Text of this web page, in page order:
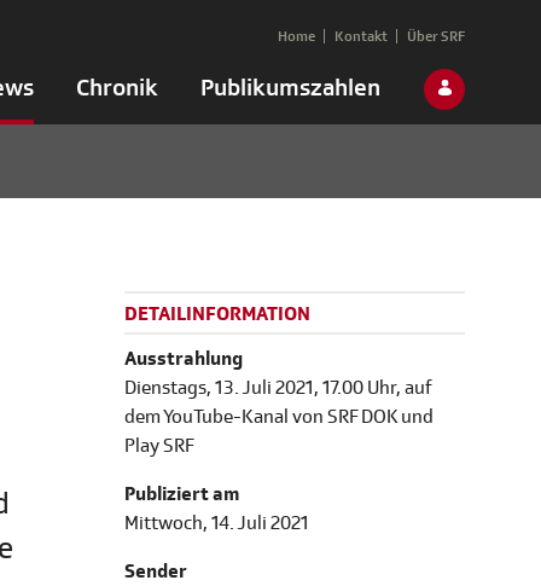
Chronik Publikumszahlen
Home Kontakt Über SRF
DETAILINFORMATION
Ausstrahlung
Dienstags, 13. Juli 2021, 17.00 Uhr, auf
dem YouTube-Kanal von SRF DOK und
Play SRF
Publiziert am
Mittwoch, 14. Juli 2021
Sender